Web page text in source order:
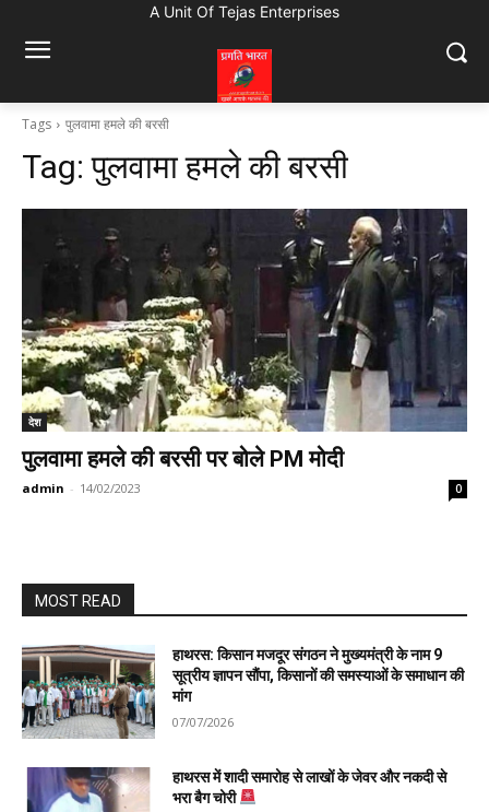
A Unit Of Tejas Enterprises
Tags पुलवामा हमले की बरसी
Tag:पुलवामा हमले की बरसी
देश
पुलवामा हमले की बरसी पर बोले PM मोदी
admin - 14/02/2023 0
MOST READ
हाथरस: किसान मजदूर संगठन ने मुख्यमंत्री के नाम 9
सूत्रीय ज्ञापन सौंपा, किसानों की समस्याओं के समाधान की
मांग
07/07/2026
हाथरस में शादी समारोह से लाखों के जेवर और नकदी से
भरा बैग चोरी